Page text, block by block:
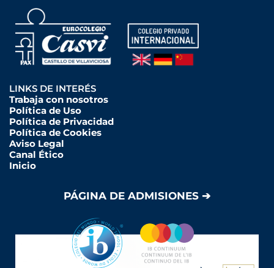
LINKS DE INTERÉS
Trabaja con nosotros
Política de Uso
Política de Privacidad
Política de Cookies
Aviso Legal
Canal Ético
Inicio
PÁGINA DE ADMISIONES ➔